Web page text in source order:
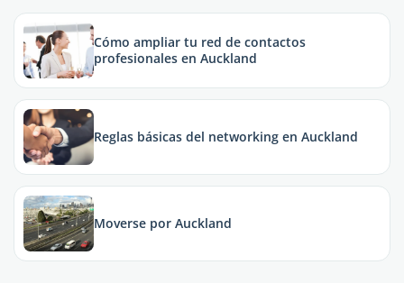
Cómo ampliar tu red de contactos
profesionales en Auckland
Reglas básicas del networking en Auckland
Moverse por Auckland